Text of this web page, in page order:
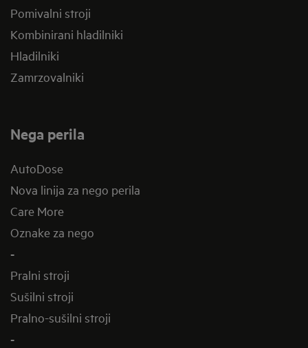
Pomivalni stroji
Kombinirani hladilniki
Hladilniki
Zamrzovalniki
Nega perila
AutoDose
Nova linija za nego perila
Care More
Oznake za nego
-
Pralni stroji
Sušilni stroji
Pralno-sušilni stroji
-